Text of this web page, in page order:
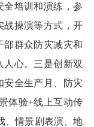
全培训和演练，参
战操演等方式，开
部群众防灾减灾和
人心。三是创新双
安全生产月、防灾
体验+线上互动传
、情景剧表演、地